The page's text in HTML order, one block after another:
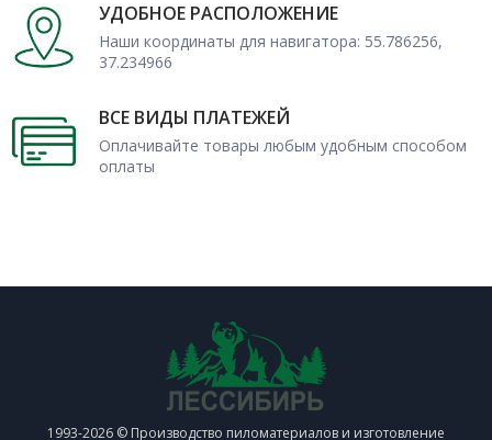
УДОБНОЕ РАСПОЛОЖЕНИЕ
Наши координаты для навигатора: 55.786256,
37.234966
ВСЕ ВИДЫ ПЛАТЕЖЕЙ
Оплачивайте товары любым удобным способом
оплаты
1993-2026 © Производство пиломатериалов и изготовление